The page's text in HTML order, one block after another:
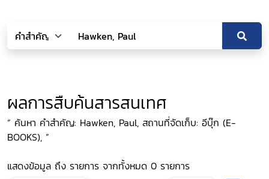
ผลการสืบค้นสารสนเทศ
“ ค้นหา คำสำคัญ: Hawken, Paul, สถานที่จัดเก็บ: อีบุ๊ก (E-
BOOKS), ”
แสดงข้อมูล ถึง รายการ จากทั้งหมด 0 รายการ